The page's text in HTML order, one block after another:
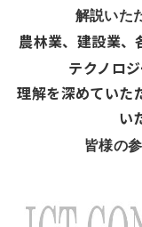
解説いた
農林業、建設業、
テクノロ
理解を深めていた
い
皆様の